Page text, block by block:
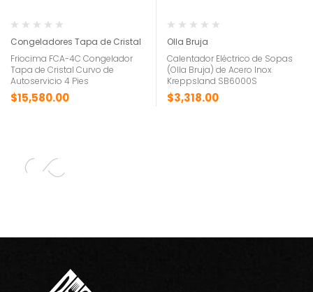
Congeladores Tapa de Cristal
Friocima FCA-4C Congelador
Tapa de Cristal Curvo de
Autoservicio 4 Pies
$15,580.00
Olla Bruja
Calentador Eléctrico de Sopas
(Olla Bruja) de Acero Inox
Kreppsland SB6000S
$3,318.00